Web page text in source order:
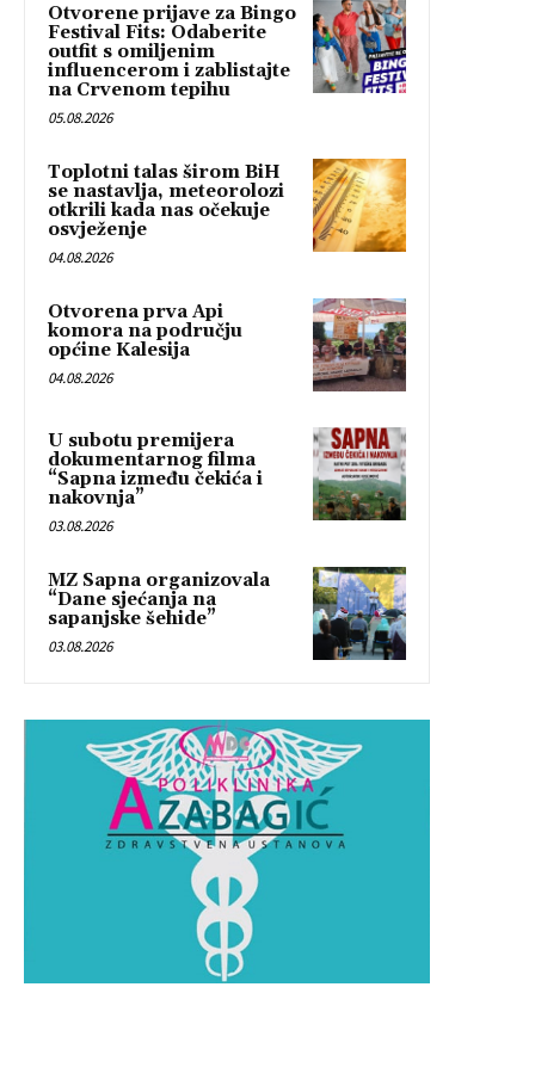
Otvorene prijave za Bingo
Festival Fits: Odaberite
outfit s omiljenim
influencerom i zablistajte
na Crvenom tepihu
05.08.2026
Toplotni talas širom BiH
se nastavlja, meteorolozi
otkrili kada nas očekuje
osvježenje
04.08.2026
Otvorena prva Api
komora na području
općine Kalesija
04.08.2026
U subotu premijera
dokumentarnog filma
“Sapna između čekića i
nakovnja”
03.08.2026
MZ Sapna organizovala
“Dane sjećanja na
sapanjske šehide”
03.08.2026